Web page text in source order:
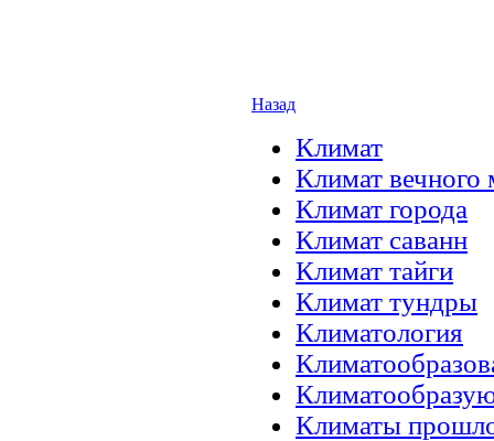
Назад
Климат
Климат вечного
Климат города
Климат саванн
Климат тайги
Климат тундры
Климатология
Климаты